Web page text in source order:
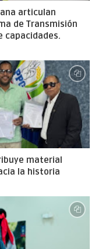
articulan
de Transmisión
capacidades.
material
la historia